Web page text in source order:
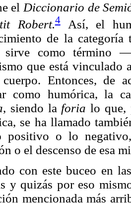
el Diccionario de
Robert.4Así, el
de la
sirve como término
que está vinculado
Entonces, de
como humórica, la
, siendo la foria lo que,
se ha llamado
positivo o lo
o el descenso de esa
con este buceo en
y quizás por eso
mencionada más